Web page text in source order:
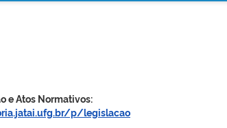
e Atos Normativos:
p/legislacao